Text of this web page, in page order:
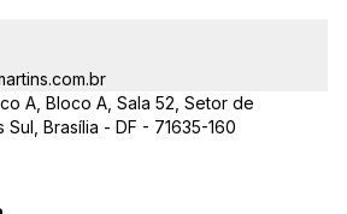
A, Bloco A, Sala 52, Setor de
Brasília - DF - 71635-160